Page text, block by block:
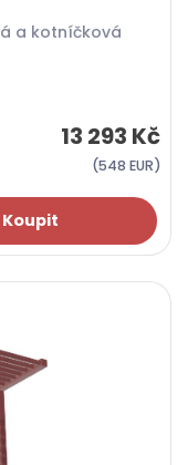
a kotníčková
13 293 Kč
(548 EUR)